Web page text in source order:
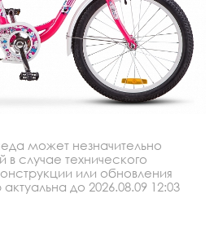
может незначительно
в случае технического
или обновления
до 2026.08.09 12:03